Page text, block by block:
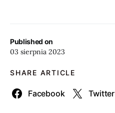
Published on
03 sierpnia 2023
SHARE ARTICLE
Facebook Twitter